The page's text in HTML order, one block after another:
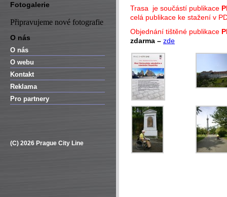
Fotogalerie
Připravujeme nové fotografie
O nás
O nás
O webu
Kontakt
Reklama
Pro partnery
(C) 2026 Prague City Line
Trasa je součástí publikace
celá publikace ke stažení v
Objednání tištěné publikace
zdarma – zde